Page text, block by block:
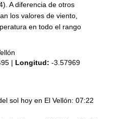
A diferencia de otros
los valores de viento,
en todo el rango
| Longitud: -3.57969
sol hoy en El Vellón: 07:22